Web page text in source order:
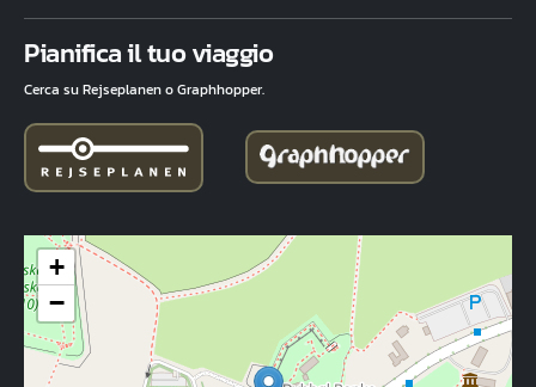
Pianifica il tuo viaggio
Cerca su Rejseplanen o Graphhopper.
+
−